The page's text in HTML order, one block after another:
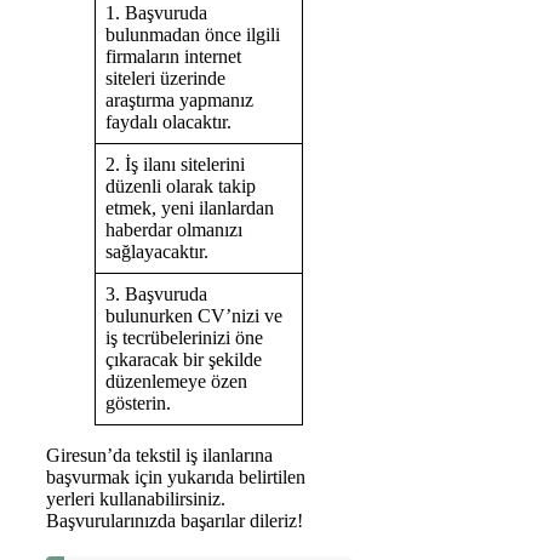
1. Başvuruda
bulunmadan önce ilgili
firmaların internet
siteleri üzerinde
araştırma yapmanız
faydalı olacaktır.
2. İş ilanı sitelerini
düzenli olarak takip
etmek, yeni ilanlardan
haberdar olmanızı
sağlayacaktır.
3. Başvuruda
bulunurken CV’nizi ve
iş tecrübelerinizi öne
çıkaracak bir şekilde
düzenlemeye özen
gösterin.
Giresun’da tekstil iş ilanlarına
başvurmak için yukarıda belirtilen
yerleri kullanabilirsiniz.
Başvurularınızda başarılar dileriz!